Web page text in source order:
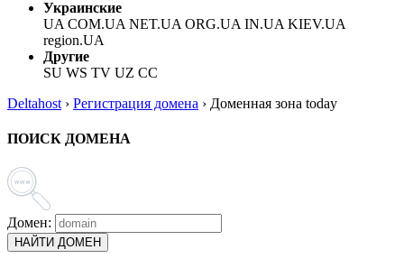
Украинские
UA COM.UA NET.UA ORG.UA IN.UA KIEV.UA
region.UA
Другие
SU WS TV UZ CC
Deltahost › Регистрация домена › Доменная зона today
ПОИСК ДОМЕНА
Домен:
НАЙТИ ДОМЕН